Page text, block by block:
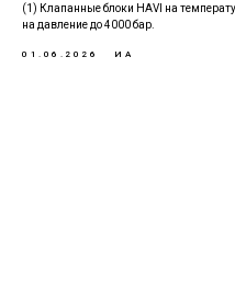
(1) Клапанные блоки HAVI на
на давление до 4000 бар.
01.06.2026 ИА